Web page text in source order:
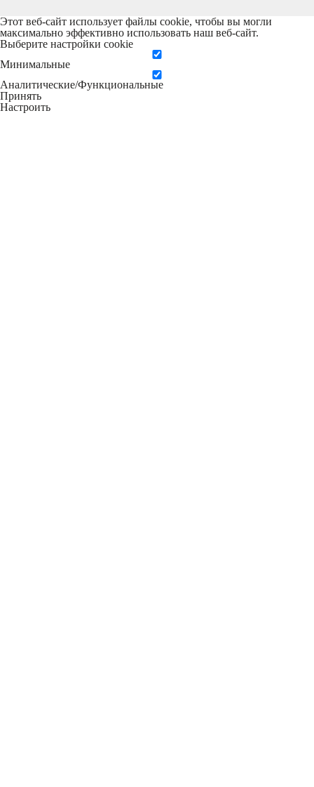
Этот веб-сайт использует файлы cookie, чтобы вы могли
максимально эффективно использовать наш веб-сайт.
Выберите настройки cookie
Минимальные
Аналитические/Функциональные
Принять
Настроить